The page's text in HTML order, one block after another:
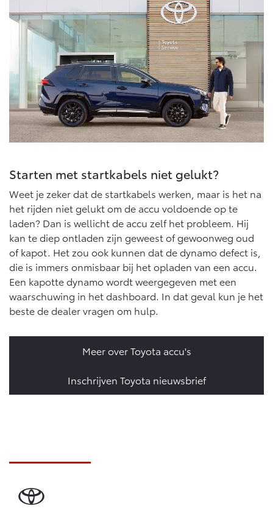
Starten met startkabels niet gelukt?
Weet je zeker dat de startkabels werken, maar is het na
het rijden niet gelukt om de accu voldoende op te
laden? Dan is wellicht de accu zelf het probleem. Hij
kan te diep ontladen zijn geweest of gewoonweg oud
of kapot. Het zou ook kunnen dat de dynamo defect is,
die is immers onmisbaar bij het opladen van een accu.
Een kapotte dynamo wordt weergegeven met een
waarschuwing in het dashboard. In dat geval kun je het
beste de dealer vragen om hulp.
Meer over Toyota accu's
Inschrijven Toyota nieuwsbrief